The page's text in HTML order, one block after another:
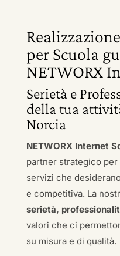
per Scuola
NETWORX
Serietà e
della tua
Norcia
NETWORX Internet
partner strategico
servizi che
e competitiva. La
serietà,
valori che ci
su misura e di qualità.